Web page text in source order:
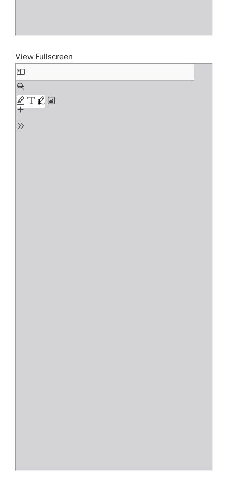
View Fullscreen
Aller
au
contenu
PDF